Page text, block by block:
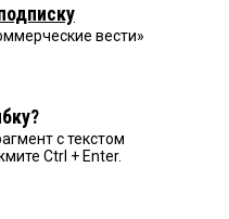
вести»
с текстом
Ctrl + Enter.